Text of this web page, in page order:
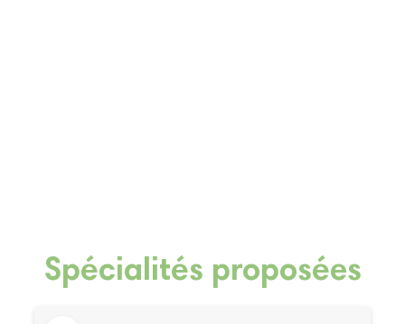
Spécialités proposées